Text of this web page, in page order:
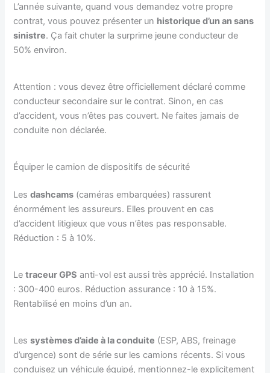
L’année suivante, quand vous demandez votre propre
contrat, vous pouvez présenter un historique d’un an sans
sinistre. Ça fait chuter la surprime jeune conducteur de
50% environ.
Attention : vous devez être officiellement déclaré comme
conducteur secondaire sur le contrat. Sinon, en cas
d’accident, vous n’êtes pas couvert. Ne faites jamais de
conduite non déclarée.
Équiper le camion de dispositifs de sécurité
Lesdashcams (caméras embarquées) rassurent
énormément les assureurs. Elles prouvent en cas
d’accident litigieux que vous n’êtes pas responsable.
Réduction : 5 à 10%.
Letraceur GPS anti-vol est aussi très apprécié. Installation
: 300-400 euros. Réduction assurance : 10 à 15%.
Rentabilisé en moins d’un an.
Lessystèmes d’aide à la conduite (ESP, ABS, freinage
d’urgence) sont de série sur les camions récents. Si vous
conduisez un véhicule équipé, mentionnez-le explicitement